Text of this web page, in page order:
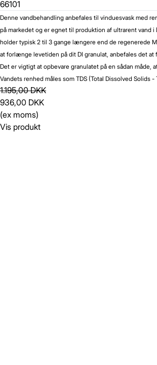
66101
Denne vandbehandling anbefales til vinduesvask med
på markedet og er egnet til produktion af ultrarent vand
holder typisk 2 til 3 gange længere end de regenerede
at forlænge levetiden på dit DI granulat, anbefales det
Det er vigtigt at opbevare granulatet på en sådan
Vandets renhed måles som TDS (Total Dissolved Solids
1.195,00 DKK
936,00 DKK
(ex moms)
Vis produkt